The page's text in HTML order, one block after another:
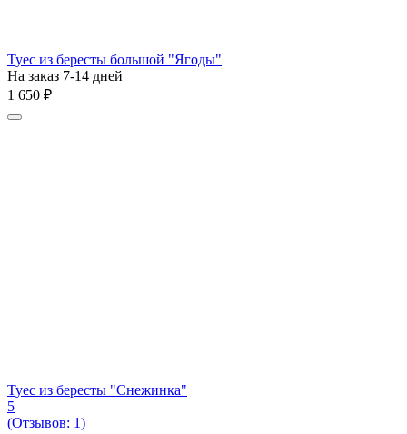
Туес из бересты большой "Ягоды"
На заказ 7-14 дней
1 650 ₽
Туес из бересты "Снежинка"
5
(Отзывов: 1)